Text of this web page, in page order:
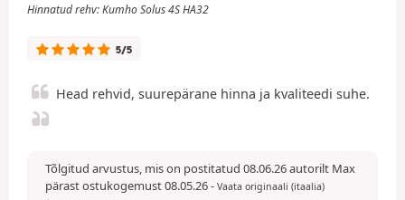
Hinnatud rehv: Kumho Solus 4S HA32
5/5
Head rehvid, suurepärane hinna ja kvaliteedi suhe.
Tõlgitud arvustus, mis on postitatud 08.06.26 autorilt Max
pärast ostukogemust 08.05.26- Vaata originaali (itaalia)